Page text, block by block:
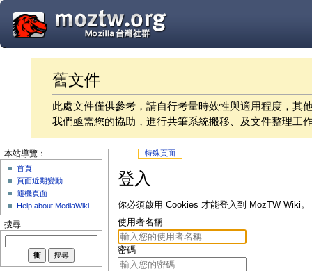
舊文件
此處文件僅供參考，請自行考量時效性與適用程度，其
我們亟需您的協助，進行共筆系統搬移、及文件整理工
特殊頁面
登入
你必須啟用 Cookies 才能登入到 MozTW Wiki。
使用者名稱
密碼
本站導覽：
首頁
頁面近期變動
隨機頁面
Help about MediaWiki
搜尋